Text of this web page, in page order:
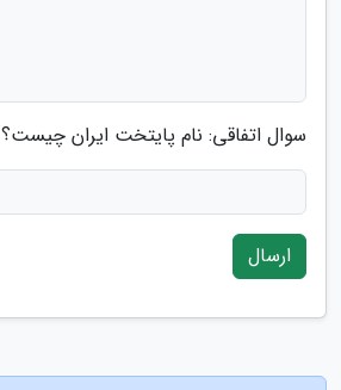
سوال اتفاقی: نام پایتخت ایران چیست؟
ارسال